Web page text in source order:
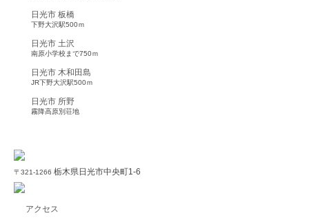
日光市 板橋
下野大沢駅500ｍ
日光市 土沢
南原小学校まで750ｍ
日光市 木和田島
JR下野大沢駅500ｍ
日光市 所野
霧降高原別荘地
〒321-1266 栃木県日光市中央町1-6
アクセス